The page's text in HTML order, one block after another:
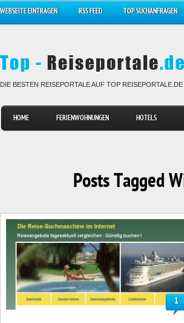
WEBSEITE EINTRAGEN RSS FEED TOP SUCHANFRAGEN
DIE BESTEN REISEPORTALE AUF TOP REISEPORTALE.DE
HOME FERIENWOHNUNGEN HOTELS
Posts Tagged
1